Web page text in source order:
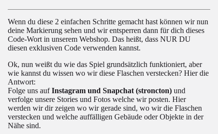
Wenn du diese 2 einfachen Schritte gemacht hast können wir nun
deine Markierung sehen und wir entsperren dann für dich dieses
Code-Wort in unserem Webshop. Das heißt, dass NUR DU
diesen exklusiven Code verwenden kannst.
Ok, nun weißt du wie das Spiel grundsätzlich funktioniert, aber
wie kannst du wissen wo wir diese Flaschen verstecken? Hier die
Antwort:
Folge uns aufInstagram und Snapchat (stroncton) und
verfolge unsere Stories und Fotos welche wir posten. Hier
werden wir dir zeigen wo wir gerade sind, wo wir die Flaschen
verstecken und welche auffälligen Gebäude oder Objekte in der
Nähe sind.